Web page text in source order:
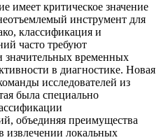
имеет критическое значение
инструмент для
классификация и
часто требуют
значительных временных
в диагностике. Новая
исследователей из
была специально
объединяя преимущества
извлечении локальных